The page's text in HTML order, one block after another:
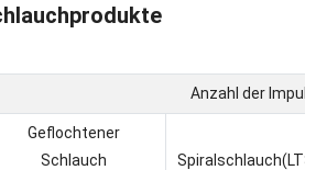
Anzahl der
Geflochtener
Schlauch